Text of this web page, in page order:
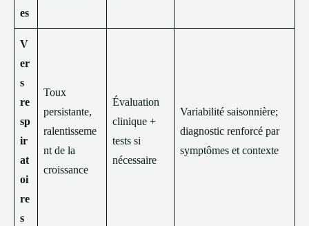
es
V
er
s
re
sp
ir
at
oi
re
s
Toux
persistante,
ralentisseme
nt de la
croissance
Évaluation
clinique +
tests si
nécessaire
Variabilité saisonnière;
diagnostic renforcé par
symptômes et contexte